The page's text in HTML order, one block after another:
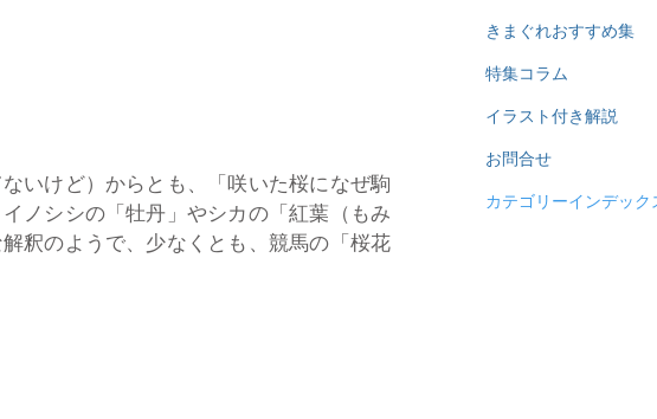
いけど）からとも、「咲いた桜になぜ駒
ノシシの「牡丹」やシカの「紅葉（もみ
釈のようで、少なくとも、競馬の「桜花
きまぐれおすすめ集
特集コラム
イラスト付き解説
お問合せ
カテゴリーインデック